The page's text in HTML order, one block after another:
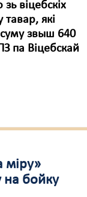
віцебскіх
які
суму звыш 640
па Віцебскай
міру»
на бойку